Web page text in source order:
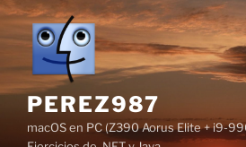
Saltar
contenido
PEREZ987
macOS en PC (Z390 Aorus Elite + i9-